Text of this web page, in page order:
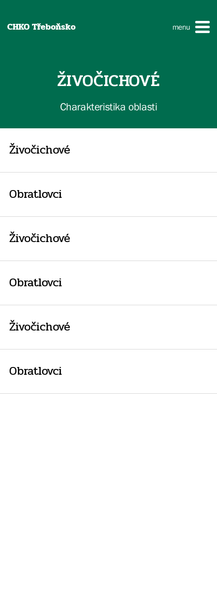
CHKO Třeboňsko menu
ŽIVOČICHOVÉ
Charakteristika oblasti
Živočichové
Obratlovci
Živočichové
Obratlovci
Živočichové
Obratlovci